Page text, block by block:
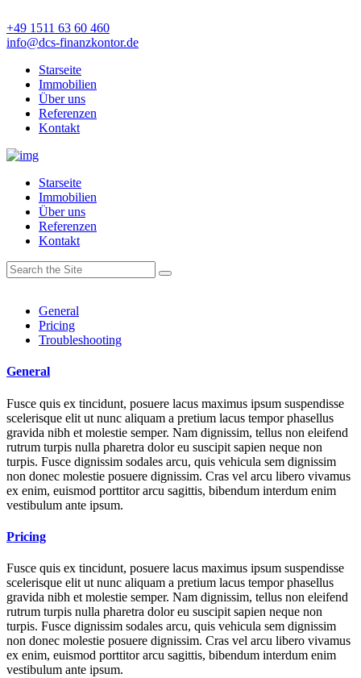
+49 1511 63 60 460
info@dcs-finanzkontor.de
Starseite
Immobilien
Über uns
Referenzen
Kontakt
Starseite
Immobilien
Über uns
Referenzen
Kontakt
General
Pricing
Troubleshooting
General
Fusce quis ex tincidunt, posuere lacus maximus ipsum suspendisse
scelerisque elit ut nunc aliquam a pretium lacus tempor phasellus
gravida nibh et molestie semper. Nam dignissim, tellus non eleifend
rutrum turpis nulla pharetra dolor eu suscipit sapien neque non
turpis. Fusce dignissim sodales arcu, quis vehicula sem dignissim
non donec molestie posuere dignissim. Cras vel arcu libero vivamus
ex enim, euismod porttitor arcu sagittis, bibendum interdum enim
vestibulum ante ipsum.
Pricing
Fusce quis ex tincidunt, posuere lacus maximus ipsum suspendisse
scelerisque elit ut nunc aliquam a pretium lacus tempor phasellus
gravida nibh et molestie semper. Nam dignissim, tellus non eleifend
rutrum turpis nulla pharetra dolor eu suscipit sapien neque non
turpis. Fusce dignissim sodales arcu, quis vehicula sem dignissim
non donec molestie posuere dignissim. Cras vel arcu libero vivamus
ex enim, euismod porttitor arcu sagittis, bibendum interdum enim
vestibulum ante ipsum.